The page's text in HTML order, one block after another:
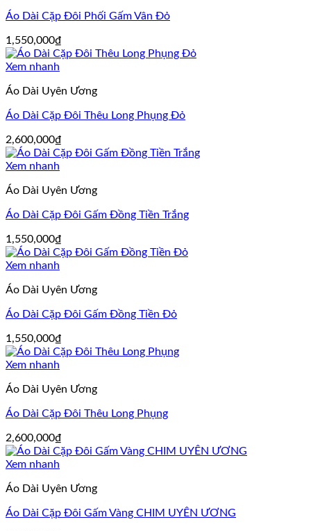
Áo Dài Cặp Đôi Phối Gấm Vân Đỏ
1,550,000₫
Xem nhanh
Áo Dài Uyên Ương
Áo Dài Cặp Đôi Thêu Long Phụng Đỏ
2,600,000₫
Xem nhanh
Áo Dài Uyên Ương
Áo Dài Cặp Đôi Gấm Đồng Tiền Trắng
1,550,000₫
Xem nhanh
Áo Dài Uyên Ương
Áo Dài Cặp Đôi Gấm Đồng Tiền Đỏ
1,550,000₫
Xem nhanh
Áo Dài Uyên Ương
Áo Dài Cặp Đôi Thêu Long Phụng
2,600,000₫
Xem nhanh
Áo Dài Uyên Ương
Áo Dài Cặp Đôi Gấm Vàng CHIM UYÊN ƯƠNG